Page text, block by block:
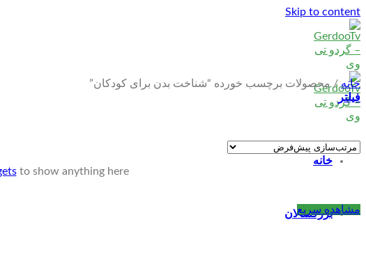
Skip to content
خانه
بزرگسالان
خانه / محصولات برچسب خورده “شناخت بدن برای کودکان”
فیلتر
to show anything here
مشاهده سریع